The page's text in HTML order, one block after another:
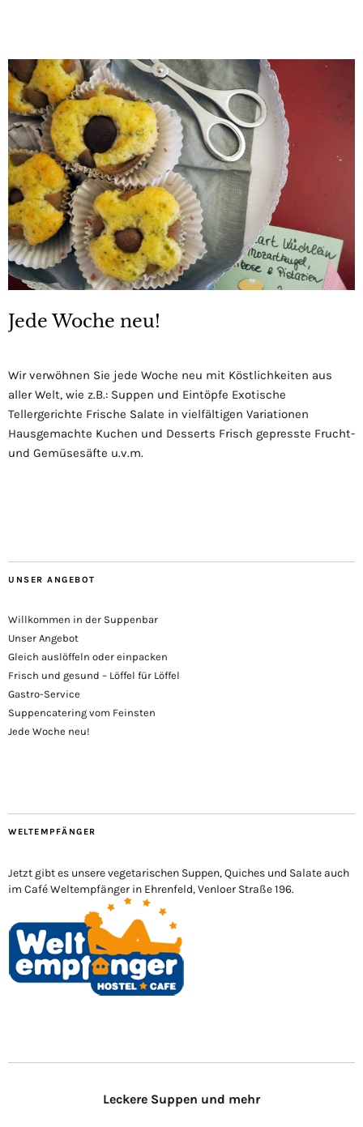
Jede Woche neu!
Wir verwöhnen Sie jede Woche neu mit Köstlichkeiten aus
aller Welt, wie z.B.: Suppen und Eintöpfe Exotische
Tellergerichte Frische Salate in vielfältigen Variationen
Hausgemachte Kuchen und Desserts Frisch gepresste Frucht-
und Gemüsesäfte u.v.m.
UNSER ANGEBOT
Willkommen in der Suppenbar
Unser Angebot
Gleich auslöffeln oder einpacken
Frisch und gesund – Löffel für Löffel
Gastro-Service
Suppencatering vom Feinsten
Jede Woche neu!
WELTEMPFÄNGER
Jetzt gibt es unsere vegetarischen Suppen, Quiches und Salate auch
im Café Weltempfänger in Ehrenfeld, Venloer Straße 196.
Leckere Suppen und mehr